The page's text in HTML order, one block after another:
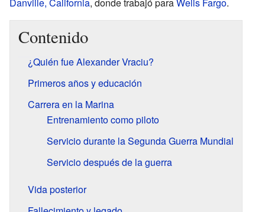
Contenido
¿Quién fue Alexander Vraciu?
Primeros años y educación
Carrera en la Marina
Entrenamiento como piloto
Servicio durante la Segunda Guerra Mundial
Servicio después de la guerra
Vida posterior